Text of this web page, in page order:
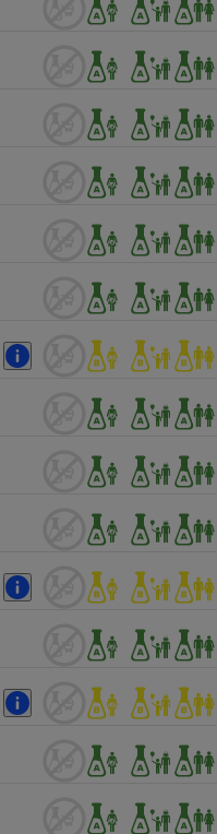
Plaque de cuisson à
induction
Climatiseur -
Ventilateur
Cafetière à expressos
Robot ménager
Téléphone mobile -
Smartphone
Antivirus
Ventilateur